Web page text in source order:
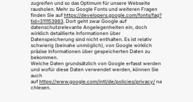
zugreifen und so das Optimum für unsere Webseite
rausholen. Mehr zu Google Fonts und weiteren Fragen
finden Sie auf https://developers.google.com/fonts/faq?
tid=311153983. Dort geht zwar Google auf
datenschutzrelevante Angelegenheiten ein, doch
wirklich detaillierte Informationen über
Datenspeicherung sind nicht enthalten. Es ist relativ
schwierig (beinahe unmöglich), von Google wirklich
präzise Informationen über gespeicherten Daten zu
bekommen.
Welche Daten grundsätzlich von Google erfasst werden
und wofür diese Daten verwendet werden, können Sie
auch
auf https://www.google.com/intl/de/policies/privacy/ na
chlesen.